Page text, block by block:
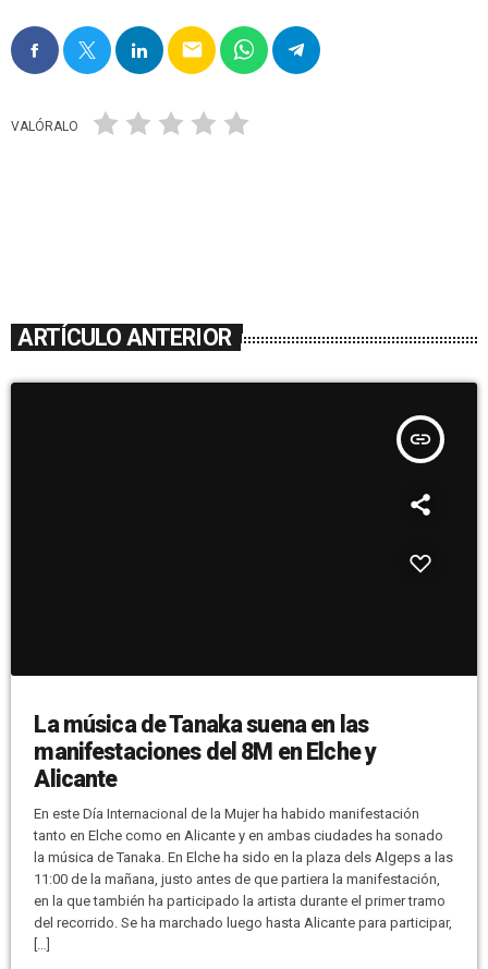
email
VALÓRALO
ARTÍCULO ANTERIOR
insert_link
La música de Tanaka suena en las
manifestaciones del 8M en Elche y
Alicante
En este Día Internacional de la Mujer ha habido manifestación
tanto en Elche como en Alicante y en ambas ciudades ha sonado
la música de Tanaka. En Elche ha sido en la plaza dels Algeps a las
11:00 de la mañana, justo antes de que partiera la manifestación,
en la que también ha participado la artista durante el primer tramo
del recorrido. Se ha marchado luego hasta Alicante para participar,
[…]